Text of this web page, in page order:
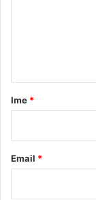
rIme *
Email *